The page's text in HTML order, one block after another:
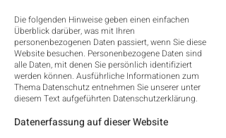
Die folgenden Hinweise geben einen einfachen
Überblick darüber, was mit Ihren
personenbezogenen Daten passiert, wenn Sie diese
Website besuchen. Personenbezogene Daten sind
alle Daten, mit denen Sie persönlich identifiziert
werden können. Ausführliche Informationen zum
Thema Datenschutz entnehmen Sie unserer unter
diesem Text aufgeführten Datenschutzerklärung.
Datenerfassung auf dieser Website